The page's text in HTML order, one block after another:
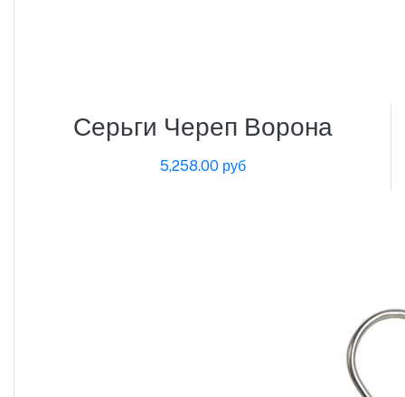
Серьги Череп Ворона
5,258.00 руб